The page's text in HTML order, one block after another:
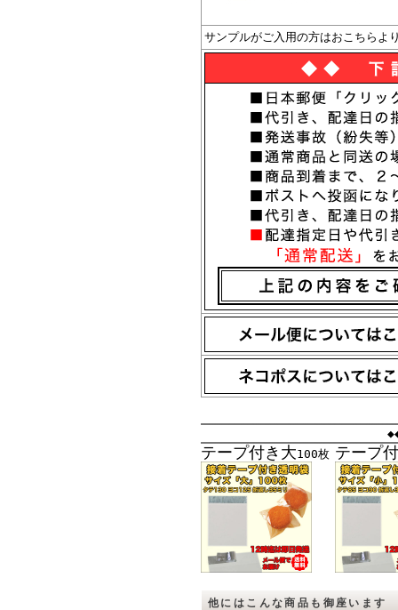
サンプルがご入用の方はおこちらよ
テープ付き大100枚 テープ
他にはこんな商品も御座います